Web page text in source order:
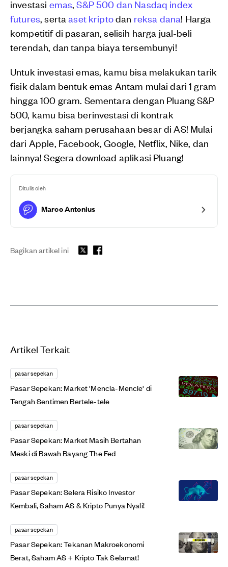
investasi emas,S&P 500 dan Nasdaq index
futures, sertaaset kriptodan reksa dana! Harga
kompetitif di pasaran, selisih harga jual-beli
terendah, dan tanpa biaya tersembunyi!
Untuk investasi emas, kamu bisa melakukan tarik
fisik dalam bentuk emas Antam mulai dari 1 gram
hingga 100 gram. Sementara dengan Pluang S&P
500, kamu bisa berinvestasi di kontrak
berjangka saham perusahaan besar di AS! Mulai
dari Apple, Facebook, Google, Netflix, Nike, dan
lainnya! Segera download aplikasi Pluang!
Ditulis oleh
Marco Antonius
Bagikan artikel ini
Artikel Terkait
pasar sepekan
Pasar Sepekan: Market 'Mencla-Mencle' di
Tengah Sentimen Bertele-tele
pasar sepekan
Pasar Sepekan: Market Masih Bertahan
Meski di Bawah Bayang The Fed
pasar sepekan
Pasar Sepekan: Selera Risiko Investor
Kembali, Saham AS & Kripto Punya Nyali!
pasar sepekan
Pasar Sepekan: Tekanan Makroekonomi
Berat, Saham AS + Kripto Tak Selamat!